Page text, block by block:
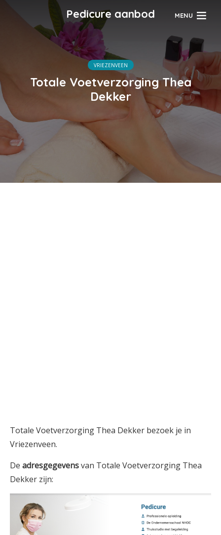
Pedicure aanbod MENU
VRIEZENVEEN
Totale Voetverzorging Thea
Dekker
Totale Voetverzorging Thea Dekker bezoek je in
Vriezenveen.
De adresgegevensvan Totale Voetverzorging Thea
Dekker zijn: